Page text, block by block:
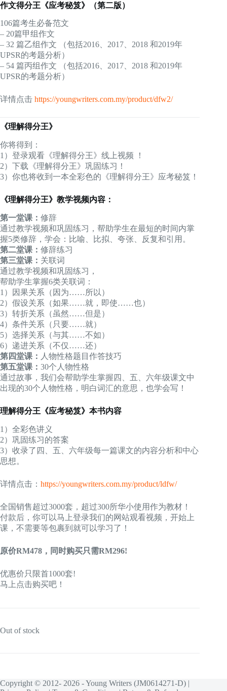
作文得分王《应考秘笈》（第二版）
106篇考生必备范文
– 20篇甲组作文
– 32 篇乙组作文 （包括2016、2017、2018 和2019年
UPSR的考题分析）
– 54 篇丙组作文 （包括2016、2017、2018 和2019年
UPSR的考题分析）
详情点击 https://youngwriters.com.my/product/dfw2/
《理解得分王》
你将得到：
1）登录观看《理解得分王》线上视频 ！
2）下载《理解得分王》巩固练习！
3）你也将收到一本全彩色的《理解得分王》应考秘笈！
《理解得分王》教学视频内容：
第一堂课： 修辞
通过教学视频和巩固练习，帮助学生在最短的时间内掌
握5类修辞，学会：比喻、比拟、夸张、反复和引用。
第二堂课： 修辞练习
第三堂课： 关联词
通过教学视频和巩固练习，
帮助学生掌握6类关联词：
1）因果关系（因为……所以）
2）假设关系（如果……就，即使……也）
3）转折关系（虽然……但是）
4）条件关系（只要……就）
5）选择关系（与其……不如）
6）递进关系（不仅……还）
第四堂课： 人物性格题目作答技巧
第五堂课： 30个人物性格
通过故事，我们会帮助学生掌握四、五、六年级课文中
出现的30个人物性格，明白词汇的意思，也学会写！
理解得分王《应考秘笈》本书内容
1）全彩色讲义
2）巩固练习的答案
3）收录了四、五、六年级每一篇课文的内容分析和中心
思想。
详情点击： https://youngwriters.com.my/product/ldfw/
全国销售超过3000套，超过300所华小使用作为教材！
付款后，你可以马上登录我们的网站观看视频，开始上
课，不需要等包裹到就可以学习了！
原价RM478，同时购买只需RM296!
优惠价只限首1000套!
马上点击购买吧！
Out of stock
Copyright © 2012- 2026 - Young Writers (JM0614271-D) |